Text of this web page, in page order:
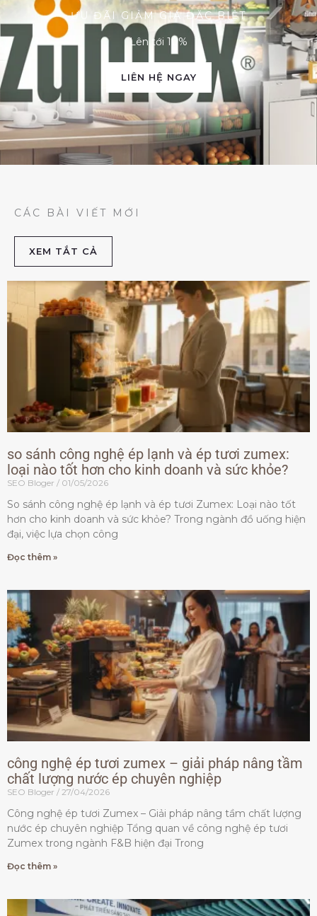
ƯU ĐÃI GIẢM GIÁ ĐẶC BIỆT
Lên tới 10%
LIÊN HỆ NGAY
CÁC BÀI VIẾT MỚI
XEM TẮT CẢ
so sánh công nghệ ép lạnh và ép tươi zumex:
loại nào tốt hơn cho kinh doanh và sức khỏe?
SEO Bloger 01/05/2026
So sánh công nghệ ép lạnh và ép tươi Zumex: Loại nào tốt
hơn cho kinh doanh và sức khỏe? Trong ngành đồ uống hiện
đại, việc lựa chọn công
Đọc thêm »
công nghệ ép tươi zumex – giải pháp nâng tầm
chất lượng nước ép chuyên nghiệp
SEO Bloger 27/04/2026
Công nghệ ép tươi Zumex – Giải pháp nâng tầm chất lượng
nước ép chuyên nghiệp Tổng quan về công nghệ ép tươi
Zumex trong ngành F&B hiện đại Trong
Đọc thêm »